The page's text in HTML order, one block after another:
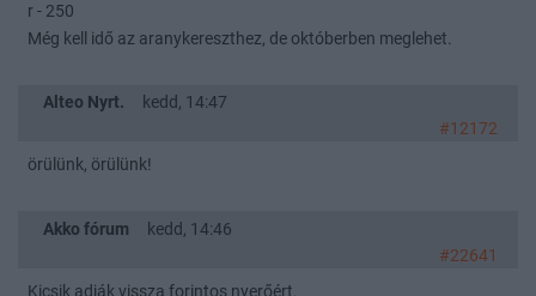
r - 250
Még kell idő az aranykereszthez, de októberben meglehet.
Alteo Nyrt.
kedd, 14:47
#12172
örülünk, örülünk!
Akko fórum
kedd, 14:46
#22641
Kicsik adják vissza forintos nyerőért.